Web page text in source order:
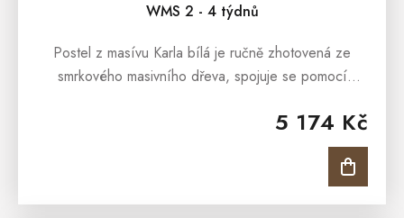
WMS 2 - 4 týdnů
5 174 Kč
Postel z masívu Karla bílá je ručně zhotovená ze
smrkového masivního dřeva, spojuje se pomocí
Postel Karla 90x200 je natřená...